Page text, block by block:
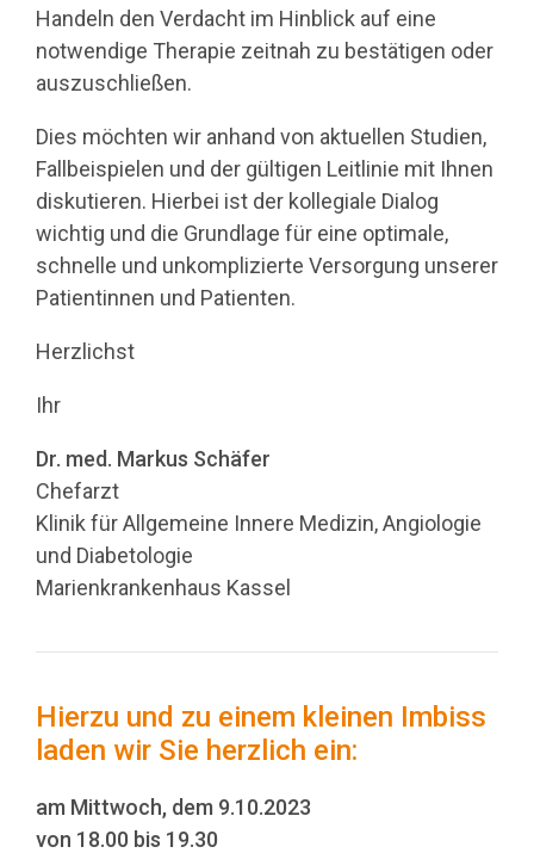
Handeln den Verdacht im Hinblick auf eine
notwendige Therapie zeitnah zu bestätigen oder
auszuschließen.
Dies möchten wir anhand von aktuellen Studien,
Fallbeispielen und der gültigen Leitlinie mit Ihnen
diskutieren. Hierbei ist der kollegiale Dialog
wichtig und die Grundlage für eine optimale,
schnelle und unkomplizierte Versorgung unserer
Patientinnen und Patienten.
Herzlichst
Ihr
Dr. med. Markus Schäfer
Chefarzt
Klinik für Allgemeine Innere Medizin, Angiologie
und Diabetologie
Marienkrankenhaus Kassel
Hierzu und zu einem kleinen Imbiss
laden wir Sie herzlich ein:
am Mittwoch, dem 9.10.2023
von 18.00 bis 19.30